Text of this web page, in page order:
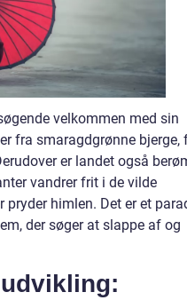
velkommen med sin
fra smaragdgrønne bjerge,
er landet også
vandrer frit i de vilde
himlen. Det er et
der søger at slappe af og